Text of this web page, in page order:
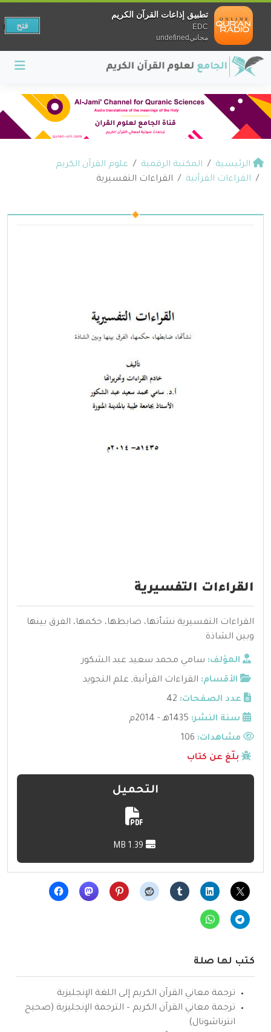
الرئيسية المكتبة الرقمية
علوم القرآن الكريم
القراءات القرآنية
القراءات التفسيرية
القراءات التفسيرية
القراءات التفسيرية نشأتها، ضابطها، حكمها، الفرق بينها
وبين الشاذة
المؤلف: سامي محمد سعيد عبد الشكور
الأقسام: القراءات القرآنية, علم التجويد
عدد الصفحات: 42
سنة النشر: 1435هـ - 2014م
مشاهدات:
بلّغ عن كتاب
التحميل
كتب لها صلة
ترجمة معاني القرآن الكريم إلى اللغة الإنجليزية
ترجمة معاني القرآن الكريم – الترجمة الإنجليزية (صحيح
انترناشونال)
تطبيق إذاعات القرآن الكريم
EDC
مجانيundefined
فتح